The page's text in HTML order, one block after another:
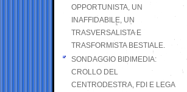
OPPORTUNISTA, UN
INAFFIDABILE, UN
TRASVERSALISTA E
TRASFORMISTA BESTIALE.
SONDAGGIO BIDIMEDIA:
CROLLO DEL
CENTRODESTRA, FDI E LEGA